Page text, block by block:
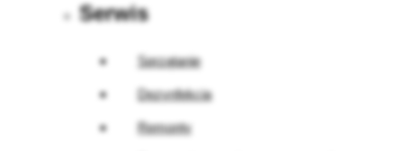
Serwis
Sprzątanie
Dezynfekcja
Remonty